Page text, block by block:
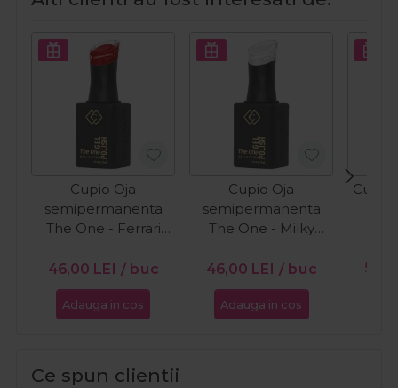
Cupio Oja
semipermanenta
The One - Ferrari
46,00 LEI / buc
Adauga in cos
Cupio Oja
semipermanenta
The One - Milky
46,00 LEI / buc
Adauga in cos
Cupio
Ce spun clientii